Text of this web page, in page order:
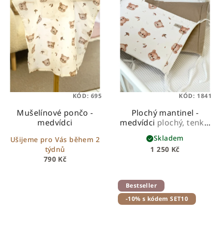
Mušelínové pončo -
medvídci
790 Kč
Ušijeme pro Vás během 2
týdnů
KÓD: 695
Plochý mantinel -
medvídci plochý, tenký,
s výplní z molitanu
1 250 Kč
Skladem
KÓD: 1841
Bestseller
-10% s kódem SET10